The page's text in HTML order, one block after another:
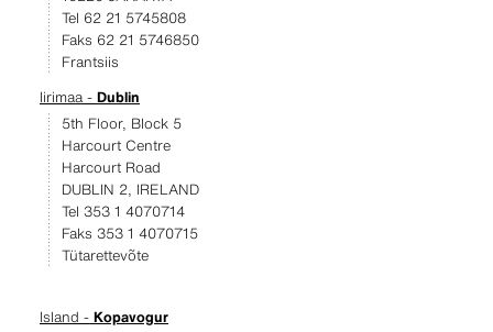
Tel 62 21 5745808
Faks 62 21 5746850
Frantsiis
Iirimaa - Dublin
5th Floor, Block 5
Harcourt Centre
Harcourt Road
DUBLIN 2, IRELAND
Tel 353 1 4070714
Faks 353 1 4070715
Tütarettevõte
Island - Kopavogur